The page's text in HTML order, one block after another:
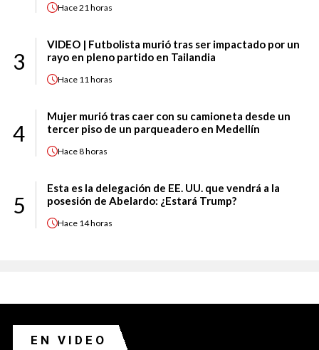
Hace21 horas
3
VIDEO | Futbolista murió tras ser impactado por un
rayo en pleno partido en Tailandia
Hace 11 horas
4
Mujer murió tras caer con su camioneta desde un
tercer piso de un parqueadero en Medellín
Hace8 horas
5
Esta es la delegación de EE. UU. que vendrá a la
posesión de Abelardo: ¿Estará Trump?
Hace 14 horas
EN VIDEO